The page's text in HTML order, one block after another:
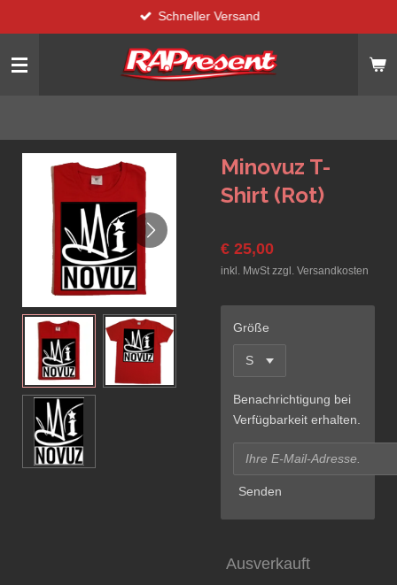
Hauptinhalt
springen
Schneller Versand
Minovuz T-
Shirt (Rot)
€ 25,00
inkl. MwSt zzgl. Versandkosten
Größe
Benachrichtigung bei
Verfügbarkeit erhalten.
Senden
Ausverkauft